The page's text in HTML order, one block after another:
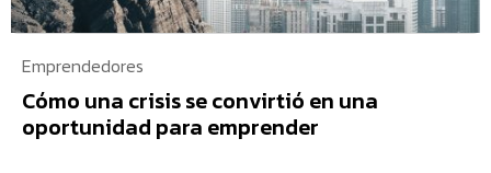
Emprendedores
Cómo una crisis se convirtió en una
oportunidad para emprender